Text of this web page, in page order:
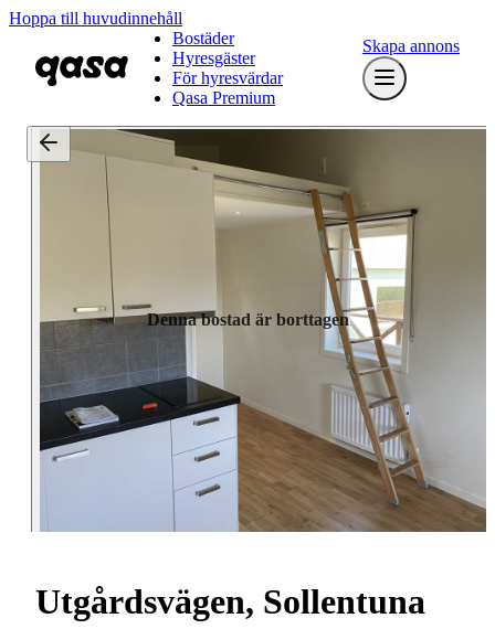
Hoppa till huvudinnehåll
Bostäder
Hyresgäster
För hyresvärdar
Qasa Premium
Skapa annons
Denna bostad är borttagen
Utgårdsvägen, Sollentuna